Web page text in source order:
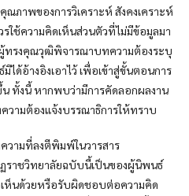
ภาพของการวิเคราะห์ สังคงเคราะห์
รใช้ความคิดเห็นส่วนตัวที่ไม่มีข้อมูลมา
ทรงคุณวุฒิพิจารณาบทความต้องระบุ
ด้อ้างอิงเอาไว้ เพื่อเข้าสู่ขั้นตอนการ
ทั้งนี้ หากพบว่ามีการคัดลอกผลงาน
ามต้องแจ้งบรรณาธิการให้ทราบ
วามที่ลงตีพิมพ์ในวารสาร
ราชวิทยาลัยฉบับนี้เป็นของผู้นิพนธ์
ห็นด้วยหรือรับผิดชอบต่อความคิด